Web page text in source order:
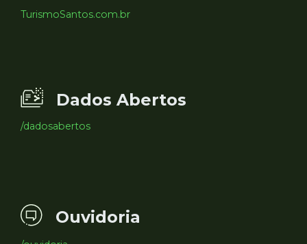
TurismoSantos.com.br
Dados Abertos
/dadosabertos
Ouvidoria